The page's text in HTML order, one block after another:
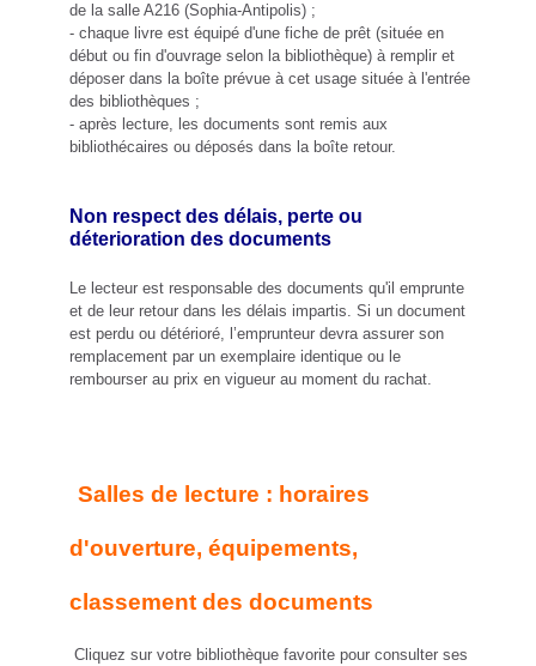
de la salle A216 (Sophia-Antipolis) ;
- chaque livre est équipé d'une fiche de prêt (située en
début ou fin d'ouvrage selon la bibliothèque) à remplir et
déposer dans la boîte prévue à cet usage située à l'entrée
des bibliothèques ;
- après lecture, les documents sont remis aux
bibliothécaires ou déposés dans la boîte retour.
Non respect des délais, perte ou
déterioration des documents
Le lecteur est responsable des documents qu'il emprunte
et de leur retour dans les délais impartis. Si un document
est perdu ou détérioré, l’emprunteur devra assurer son
remplacement par un exemplaire identique ou le
rembourser au prix en vigueur au moment du rachat.
Salles de lecture : horaires
d'ouverture, équipements,
classement des documents
Cliquez sur votre bibliothèque favorite pour consulter ses